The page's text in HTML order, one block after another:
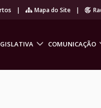
| Mapa do Site |
COMUNICAÇÃO